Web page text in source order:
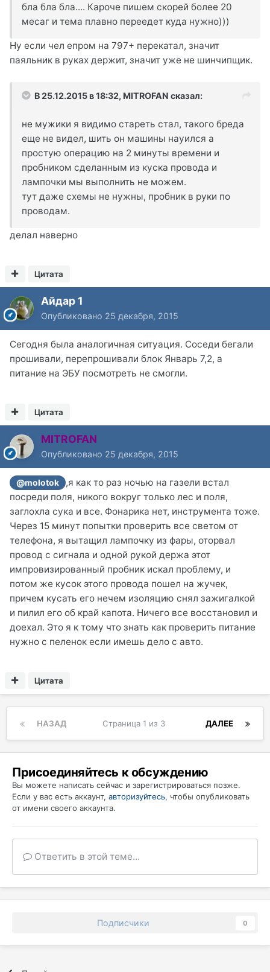
бла бла бла.... Кароче пишем скорей более 20
месаг и тема плавно переедет куда нужно)))
Ну если чел епром на 797+ перекатал, значит
паяльник в руках держит, значит уже не шинчипщик.
В 25.12.2015 в 18:32, MITROFAN сказал:
не мужики я видимо стареть стал, такого бреда
еще не видел, шить он машины науился а
простую операцию на 2 минуты времени и
пробником сделанным из куска провода и
лампочки мы выполнить не можем.
тут даже схемы не нужны, пробник в руки по
проводам.
делал наверно
Цитата
Айдар 1
Опубликовано 25 декабря, 2015
Сегодня была аналогичная ситуация. Соседи бегали
прошивали, перепрошивали блок Январь 7,2, а
питание на ЭБУ посмотреть не смогли.
Цитата
MITROFAN
Опубликовано 25 декабря, 2015
@molotok
,я как то раз ночью на газели встал
посреди поля, никого вокруг только лес и поля,
заглохла сука и все. Фонарика нет, инструмента тоже.
Через 15 минут попытки проверить все светом от
телефона, я вытащил лампочку из фары, оторвал
провод с сигнала и одной рукой держа этот
импровизированный пробник искал проблему, и
потом же кусок этого провода пошел на жучек,
причем кусать его нечем изоляцию снял зажигалкой
и пилил его об край капота. Ничего все восстановил и
доехал. Это я к тому что знать как проверить питание
нужно с пеленок если имешь дело с авто.
Цитата
НАЗАД ДАЛЕЕ
Страница 1 из 3
Присоединяйтесь к обсуждению
Вы можете написать сейчас и зарегистрироваться позже.
Если у вас есть аккаунт, авторизуйтесь, чтобы опубликовать
от имени своего аккаунта.
Ответить в этой теме...
Подписчики 0